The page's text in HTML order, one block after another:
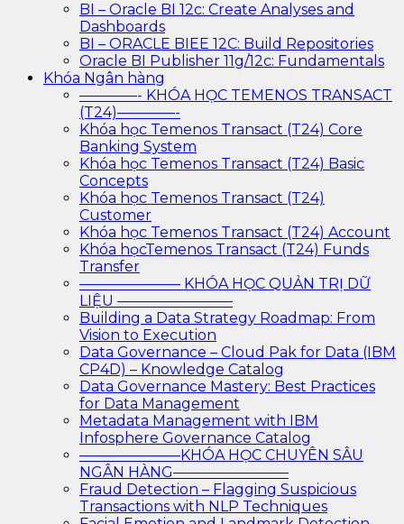
BI – Oracle BI 12c: Create Analyses and
Dashboards
BI – ORACLE BIEE 12C: Build Repositories
Oracle BI Publisher 11g/12c: Fundamentals
Khóa Ngân hàng
————- KHÓA HỌC TEMENOS TRANSACT
(T24)————-
Khóa học Temenos Transact (T24) Core
Banking System
Khóa học Temenos Transact (T24) Basic
Concepts
Khóa học Temenos Transact (T24)
Customer
Khóa học Temenos Transact (T24) Account
Khóa họcTemenos Transact (T24) Funds
Transfer
——————— KHÓA HỌC QUẢN TRỊ DỮ
LIỆU ————————
Building a Data Strategy Roadmap: From
Vision to Execution
Data Governance – Cloud Pak for Data (IBM
CP4D) – Knowledge Catalog
Data Governance Mastery: Best Practices
for Data Management
Metadata Management with IBM
Infosphere Governance Catalog
———————KHÓA HỌC CHUYÊN SÂU
NGÂN HÀNG————————
Fraud Detection – Flagging Suspicious
Transactions with NLP Techniques